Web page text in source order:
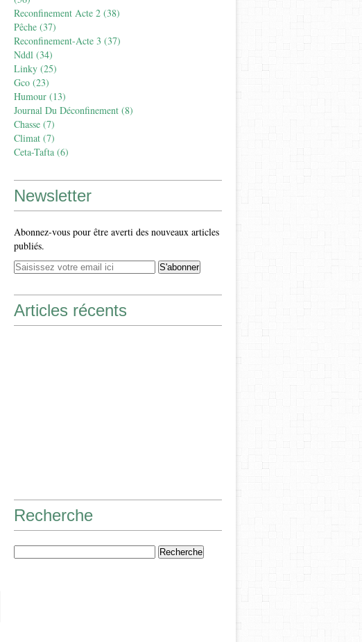
Reconfinement Acte 2 (38)
Pêche (37)
Reconfinement-Acte 3 (37)
Nddl (34)
Linky (25)
Gco (23)
Humour (13)
Journal Du Déconfinement (8)
Chasse (7)
Climat (7)
Ceta-Tafta (6)
Newsletter
Abonnez-vous pour être averti des nouveaux articles
publiés.
Articles récents
Recherche